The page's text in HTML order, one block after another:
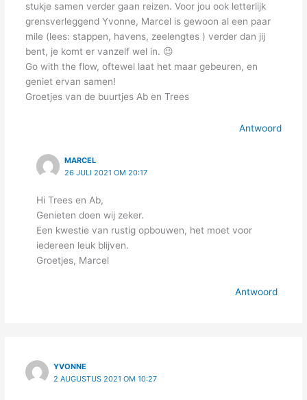
stukje samen verder gaan reizen. Voor jou ook letterlijk
grensverleggend Yvonne, Marcel is gewoon al een paar
mile (lees: stappen, havens, zeelengtes ) verder dan jij
bent, je komt er vanzelf wel in. 😉
Go with the flow, oftewel laat het maar gebeuren, en
geniet ervan samen!
Groetjes van de buurtjes Ab en Trees
Antwoord
MARCEL
26 JULI 2021 OM 20:17
Hi Trees en Ab,
Genieten doen wij zeker.
Een kwestie van rustig opbouwen, het moet voor
iedereen leuk blijven.
Groetjes, Marcel
Antwoord
YVONNE
2 AUGUSTUS 2021 OM 10:27